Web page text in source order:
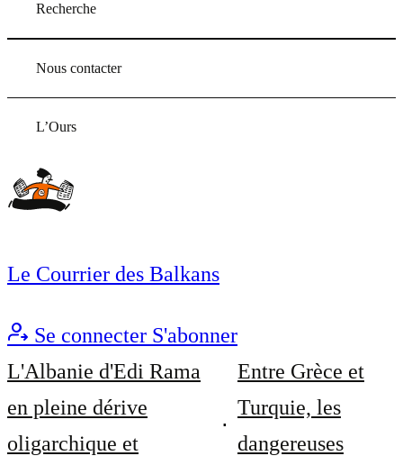
Recherche
Nous contacter
L’Ours
Le Courrier des Balkans
Se connecter S'abonner
L'Albanie d'Edi Rama
en pleine dérive
oligarchique et
Entre Grèce et
Turquie, les
dangereuses